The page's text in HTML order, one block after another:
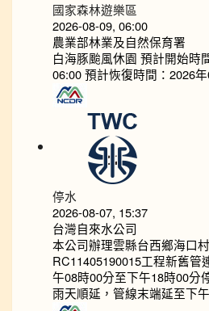
國家森林遊樂區
2026-08-09, 06:00
農業部林業及自然保育署
白海豚颱風休園 預計開始時
06:00 預計恢復時間：2026
停水
2026-08-07, 15:37
台灣自來水公司
本公司辦理雲縣台西鄉海口
RC11405190015工程新舊管
午08時00分至下午18時00分
雨天順延，管線末端延至下